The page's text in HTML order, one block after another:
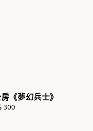
《夢幻兵士》
Regular
300